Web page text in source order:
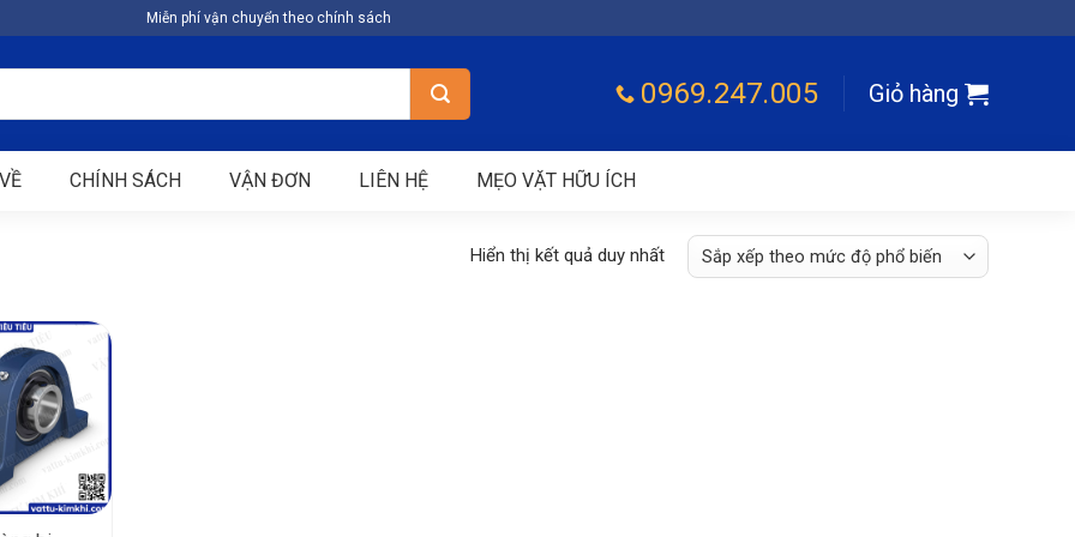
Miễn phí vận chuyển theo chính sách
0969.247.005 Giỏ hàng
CHÍNH SÁCH VẬN ĐƠN LIÊN HỆ MẸO VẶT HỮU ÍCH
Hiển thị kết quả duy nhất